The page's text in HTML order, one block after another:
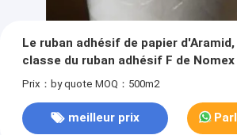
Le ruban adhésif de papier
classe du ruban adhésif F de Nomex
Prix：by quote MOQ：500m2
meilleur prix